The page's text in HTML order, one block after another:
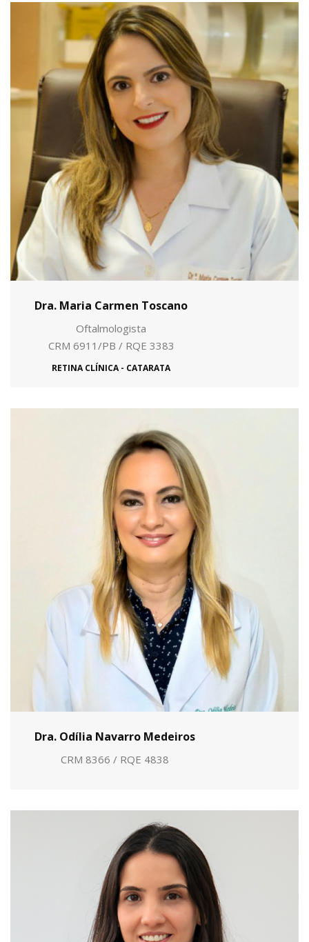
Dra. Maria Carmen Toscano
Oftalmologista
CRM 6911/PB / RQE 3383
RETINA CLÍNICA - CATARATA
Dra. Odília Navarro Medeiros
CRM 8366 / RQE 4838